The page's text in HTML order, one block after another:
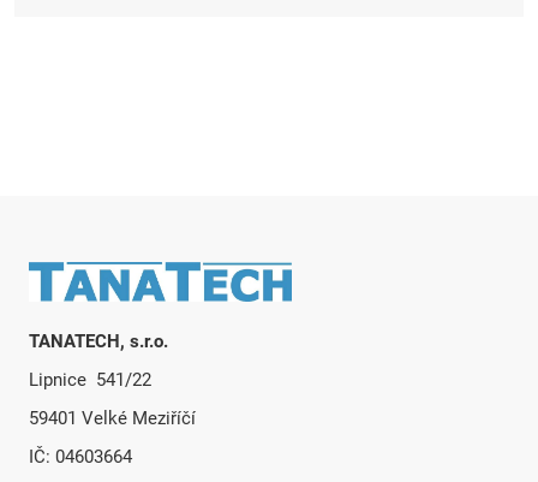
Zápätie
TANATECH, s.r.o.
Lipnice 541/22
59401 Velké Meziříčí
IČ: 04603664